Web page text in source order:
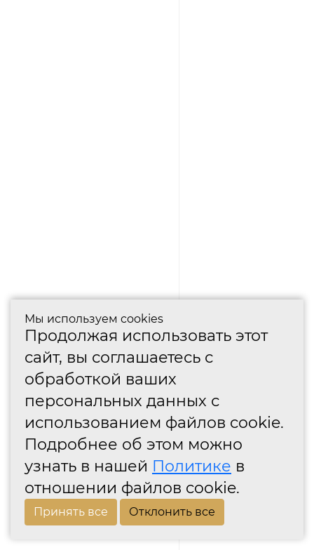
Мы используем cookies
Продолжая использовать этот
сайт, вы соглашаетесь с
обработкой ваших
персональных данных с
использованием файлов cookie.
Подробнее об этом можно
узнать в нашей Политике в
отношении файлов cookie.
Принять все Отклонить все